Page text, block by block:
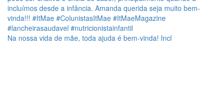
Na nossa vida de mãe, toda ajuda é bem-vinda! Incl